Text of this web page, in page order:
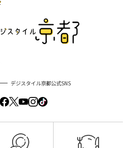
デジスタイル京都公式SNS